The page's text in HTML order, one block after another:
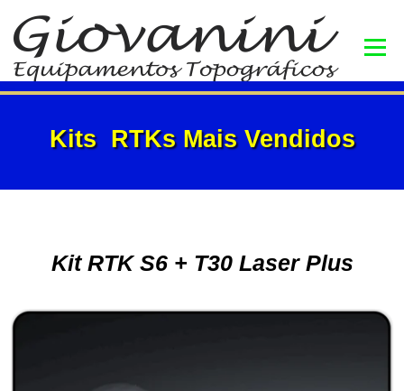
Menu
Kits RTKs Mais Vendidos
Kit RTK S6 + T30 Laser Plus